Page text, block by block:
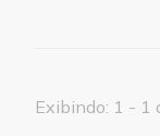
Exibindo: 1 - 1